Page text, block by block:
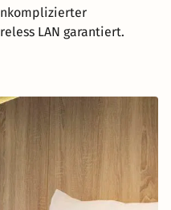
LAN garantiert.